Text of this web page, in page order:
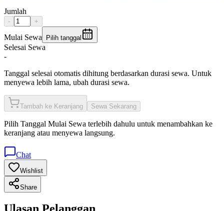
Jumlah
- +
Mulai Sewa Pilih tanggal
Selesai Sewa
-
Tanggal selesai otomatis dihitung berdasarkan durasi sewa. Untuk
menyewa lebih lama, ubah durasi sewa.
Tambah ke Keranjang Sewa Sekarang
Pilih Tanggal Mulai Sewa terlebih dahulu untuk menambahkan ke
keranjang atau menyewa langsung.
Chat
Wishlist
Share